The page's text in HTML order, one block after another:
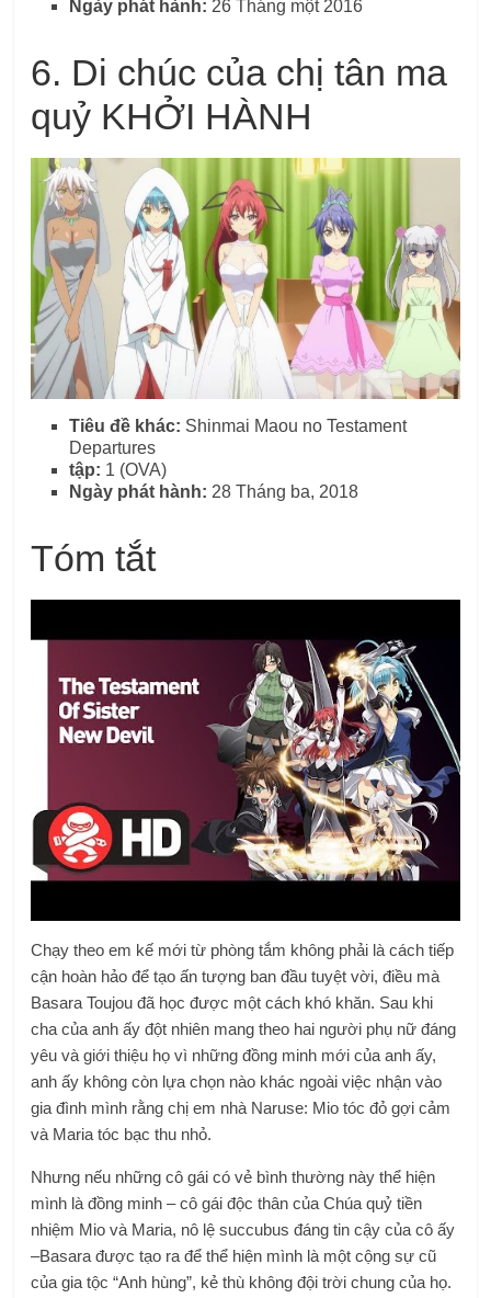
Ngày phát hành: 26 Tháng một 2016
6. Di chúc của chị tân ma
quỷ KHỞI HÀNH
Tiêu đề khác: Shinmai Maou no Testament
Departures
tập: 1 (OVA)
Ngày phát hành: 28 Tháng ba, 2018
Tóm tắt
Chạy theo em kế mới từ phòng tắm không phải là cách tiếp
cận hoàn hảo để tạo ấn tượng ban đầu tuyệt vời, điều mà
Basara Toujou đã học được một cách khó khăn. Sau khi
cha của anh ấy đột nhiên mang theo hai người phụ nữ đáng
yêu và giới thiệu họ vì những đồng minh mới của anh ấy,
anh ấy không còn lựa chọn nào khác ngoài việc nhận vào
gia đình mình rằng chị em nhà Naruse: Mio tóc đỏ gợi cảm
và Maria tóc bạc thu nhỏ.
Nhưng nếu những cô gái có vẻ bình thường này thể hiện
mình là đồng minh – cô gái độc thân của Chúa quỷ tiền
nhiệm Mio và Maria, nô lệ succubus đáng tin cậy của cô ấy
–Basara được tạo ra để thể hiện mình là một cộng sự cũ
của gia tộc “Anh hùng”, kẻ thù không đội trời chung của họ.